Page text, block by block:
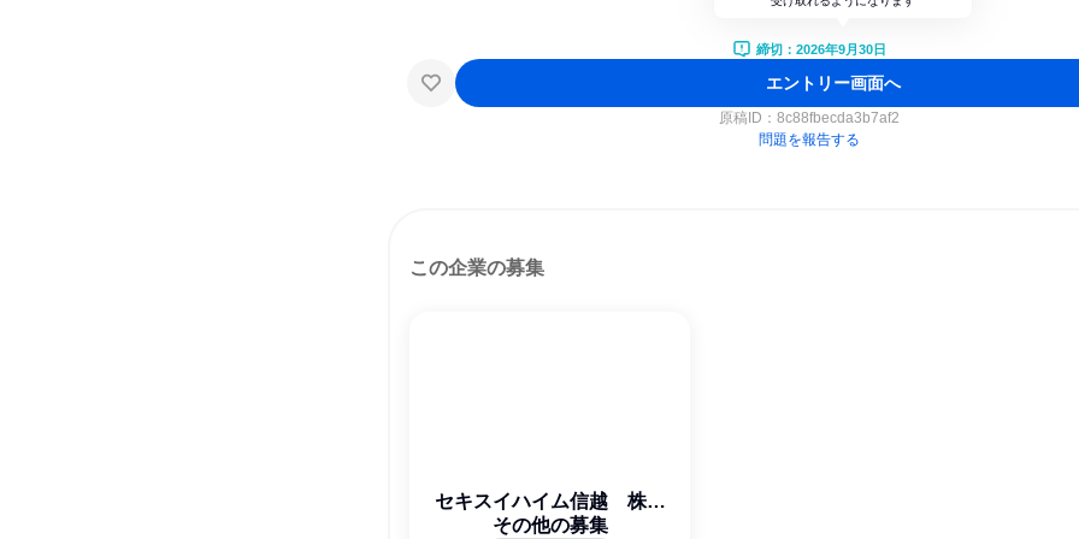
締切：2026年9月30日
エントリー画面へ
原稿ID： 8c88fbecda3b7af2
問題を報告する
この企業の募集
セキスイハイム信越 株式
会社
その他の募集